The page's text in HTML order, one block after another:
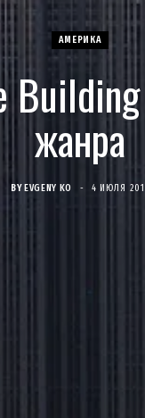
АМЕРИКА
жанра
BY EVGENY KO 4 ИЮЛЯ